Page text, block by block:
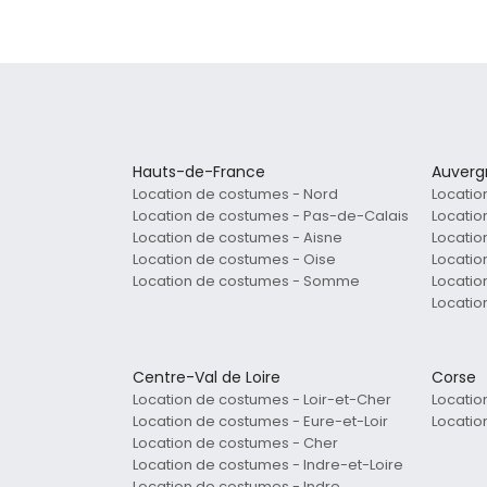
Hauts-de-France
Location de costumes - Nord
Location de costumes - Pas-de-Calais
Location de costumes - Aisne
Location de costumes - Oise
Location de costumes - Somme
Centre-Val de Loire
Location de costumes - Loir-et-Cher
Location de costumes - Eure-et-Loir
Location de costumes - Cher
Location de costumes - Indre-et-Loire
Corse